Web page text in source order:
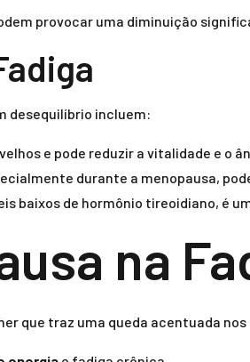
provocar uma diminuição
desequilíbrio incluem:
e pode reduzir a vitalidade e o
durante a menopausa,
baixos de hormônio tireoidiano, é
na
que traz uma queda acentuada